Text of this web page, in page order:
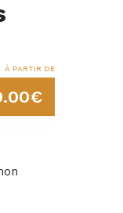
À PARTIR DE